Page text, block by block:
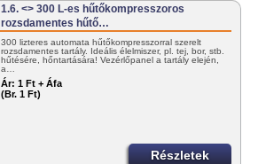
1.6. <> 300 L-es hűtőkompresszoros
rozsdamentes hűtő…
300 lizteres automata hűtőkompresszorral szerelt
rozsdamentes tartály. Ideális élelmiszer, pl. tej, bor, stb.
hűtésére, hőntartására! Vezérlőpanel a tartály elején,
a…
Ár: 1 Ft + Áfa
(Br. 1 Ft)
Részletek